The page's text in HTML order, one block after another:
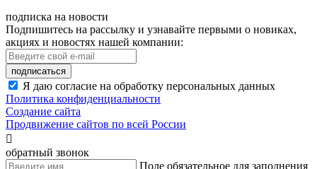
подписка на новости
Подпишитесь на рассылку и узнавайте первыми о новиках,
акциях и новостях нашей компании:
подписаться
Я даю согласие на обработку персональных данных
Политика конфиденциальности
Создание сайта
Продвижение сайтов по всей России

обратный звонок
Поле обязательное для заполнения